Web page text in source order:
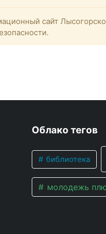
сайт
Облако тегов
библиотека
молодежь